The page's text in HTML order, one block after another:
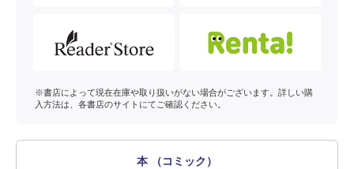
※書店によって現在在庫や取り扱いがない場合がございます。詳しい購
入方法は、各書店のサイトにてご確認ください。
本 （コミック）